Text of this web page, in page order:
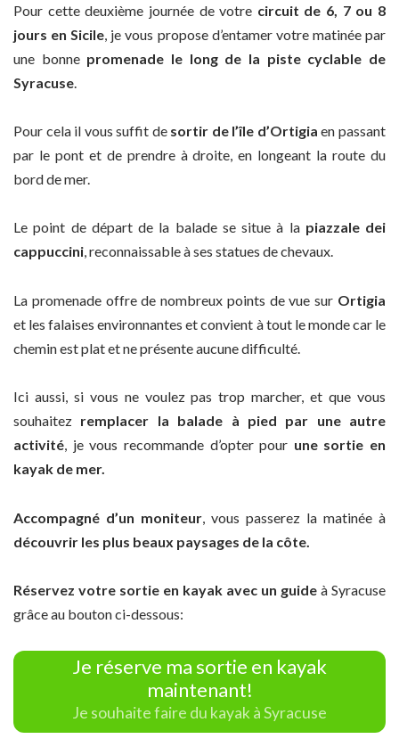
Pour cette deuxième journée de votre circuit de 6, 7 ou 8
jours en Sicile , je vous propose d’entamer votre matinée par
une bonne promenade le long de la piste cyclable de
Syracuse
Pour cela il vous suffit de sortir de l’île d’Ortigia en passant
par le pont et de prendre à droite, en longeant la route du
bord de mer.
Le point de départ de la balade se situe à la piazzale dei
cappuccini, reconnaissable à ses statues de chevaux.
La promenade offre de nombreux points de vue sur Ortigia
et les falaises environnantes et convient à tout le monde car le
chemin est plat et ne présente aucune difficulté.
Ici aussi, si vous ne voulez pas trop marcher, et que vous
souhaitez remplacer la balade à pied par une autre
activité, je vous recommande d’opter pour une sortie en
kayak de mer.
Accompagné d’un moniteur , vous passerez la matinée à
découvrir les plus beaux paysages de la côte.
Réservez votre sortie en kayak avec un guide à Syracuse
grâce au bouton ci-dessous:
Je réserve ma sortie en kayak
maintenant!
Je souhaite faire du kayak à Syracuse